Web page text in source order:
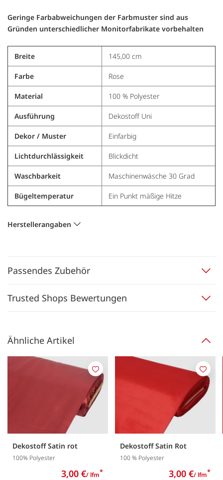
Geringe Farbabweichungen der Farbmuster sind aus
Gründen unterschiedlicher Monitorfabrikate vorbehalten
Breite 145,00 cm
Farbe Rose
Material 100 % Polyester
Ausführung Dekostoff Uni
Dekor / Muster Einfarbig
Lichtdurchlässigkeit Blickdicht
Waschbarkeit Maschinenwäsche 30 Grad
Bügeltemperatur Ein Punkt mäßige Hitze
Herstellerangaben
Passendes Zubehör
Trusted Shops Bewertungen
Ähnliche Artikel
Dekostoff Satin rot
100% Polyester
3,00 €/ lfm*
Merken
Dekostoff Satin Rot
100 % Polyester
3,00 €/ lfm*